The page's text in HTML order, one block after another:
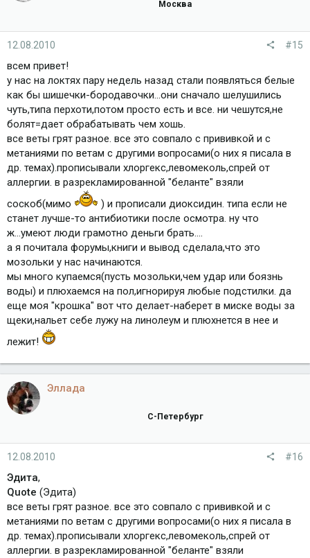
Москва
12.08.2010 #15
всем привет!
у нас на локтях пару недель назад стали появляться белые
как бы шишечки-бородавочки...они сначало шелушились
чуть,типа перхоти,потом просто есть и все. ни чешутся,не
болят=дает обрабатывать чем хошь.
все веты грят разное. все это совпало с прививкой и с
метаниями по ветам с другими вопросами(о них я писала в
др. темах).прописывали хлоргекс,левомеколь,спрей от
аллергии. в разрекламированной "беланте" взяли
соскоб(мимо
) и прописали диоксидин. типа если не
станет лучше-то антибиотики после осмотра. ну что
ж...умеют люди грамотно деньги брать....
а я почитала форумы,книги и вывод сделала,что это
мозольки у нас начинаются.
мы много купаемся(пусть мозольки,чем удар или боязнь
воды) и плюхаемся на пол,игнорируя любые подстилки. да
еще моя "крошка" вот что делает-наберет в миске воды за
щеки,нальет себе лужу на линолеум и плюхнется в нее и
лежит!
Эллада
С-Петербург
12.08.2010 #16
Эдита,
Quote (Эдита)
все веты грят разное. все это совпало с прививкой и с
метаниями по ветам с другими вопросами(о них я писала в
др. темах).прописывали хлоргекс,левомеколь,спрей от
аллергии. в разрекламированной "беланте" взяли